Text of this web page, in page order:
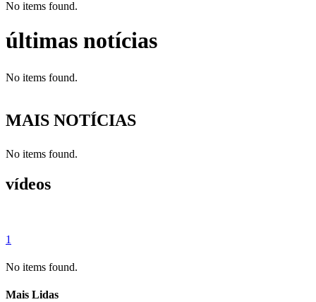
No items found.
últimas notícias
No items found.
MAIS NOTÍCIAS
No items found.
vídeos
1
No items found.
Mais Lidas